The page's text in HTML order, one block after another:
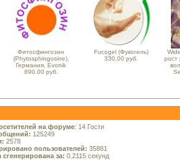
Фитосфингозин
(Phytosphingosine),
Германия, Evonik
890.00 руб.
Fucogel (Фукогель)
330.00 руб.
рост
на форуме: 14 Гости
125249
2578
пользователей: 35881
сгенерирована за: 0.2115 секунд